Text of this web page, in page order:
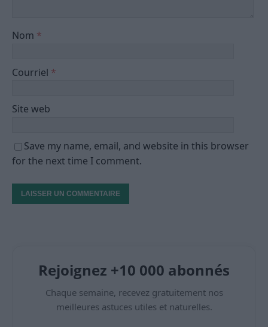
Nom *
Courriel *
Site web
Save my name, email, and website in this browser
for the next time I comment.
Rejoignez +10 000 abonnés
Chaque semaine, recevez gratuitement nos
meilleures astuces utiles et naturelles.